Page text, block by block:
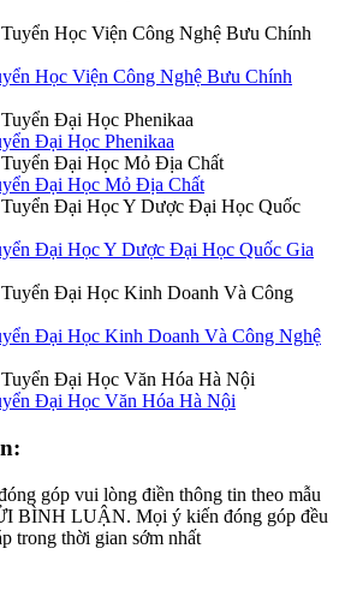
Học Viện Công Nghệ Bưu Chính
Đại Học Phenikaa
Đại Học Mỏ Địa Chất
Đại Học Y Dược Đại Học Quốc Gia
Đại Học Kinh Doanh Và Công Nghệ
Đại Học Văn Hóa Hà Nội
góp vui lòng điền thông tin theo mẫu
BÌNH LUẬN. Mọi ý kiến đóng góp đều
trong thời gian sớm nhất